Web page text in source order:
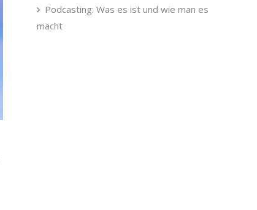
Podcasting: Was es ist und wie man es
macht